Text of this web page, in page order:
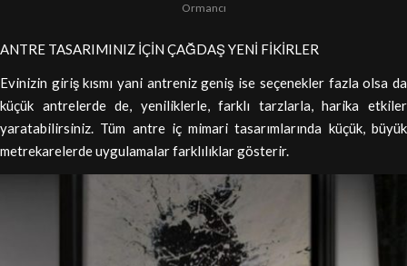
Ormancı
ANTRE TASARIMINIZ İÇİN ÇAĞDAŞ YENİ FİKİRLER
Evinizin giriş kısmı yani antreniz geniş ise seçenekler fazla olsa da
küçük antrelerde de, yeniliklerle, farklı tarzlarla, harika etkiler
yaratabilirsiniz. Tüm antre iç mimari tasarımlarında küçük, büyük
metrekarelerde uygulamalar farklılıklar gösterir.